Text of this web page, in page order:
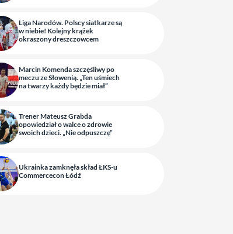
Liga Narodów. Polscy siatkarze są
w niebie! Kolejny krążek
okraszony dreszczowcem
Marcin Komenda szczęśliwy po
meczu ze Słowenią. „Ten uśmiech
na twarzy każdy będzie miał”
Trener Mateusz Grabda
opowiedział o walce o zdrowie
swoich dzieci. „Nie odpuszczę”
Ukrainka zamknęła skład ŁKS-u
Commercecon Łódź